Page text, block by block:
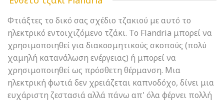
Φτιάξτες το δικό σας σχέδιο τζακιού με αυτό το
ηλεκτρικό εντοιχιζόμενο τζάκι. Το Flandria μπορεί να
χρησιμοποιηθεί για διακοσμητικούς σκοπούς (πολύ
χαμηλή κατανάλωση ενέργειας) ή μπορεί να
χρησιμοποιηθεί ως πρόσθετη θέρμανση. Μια
ηλεκτρική φωτιά δεν χρειάζεται καπνοδόχο, δίνει μια
ευχάριστη ζεστασιά αλλά πάνω απ' όλα φέρνει πολλή